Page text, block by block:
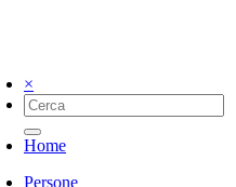
×
Home
Persone